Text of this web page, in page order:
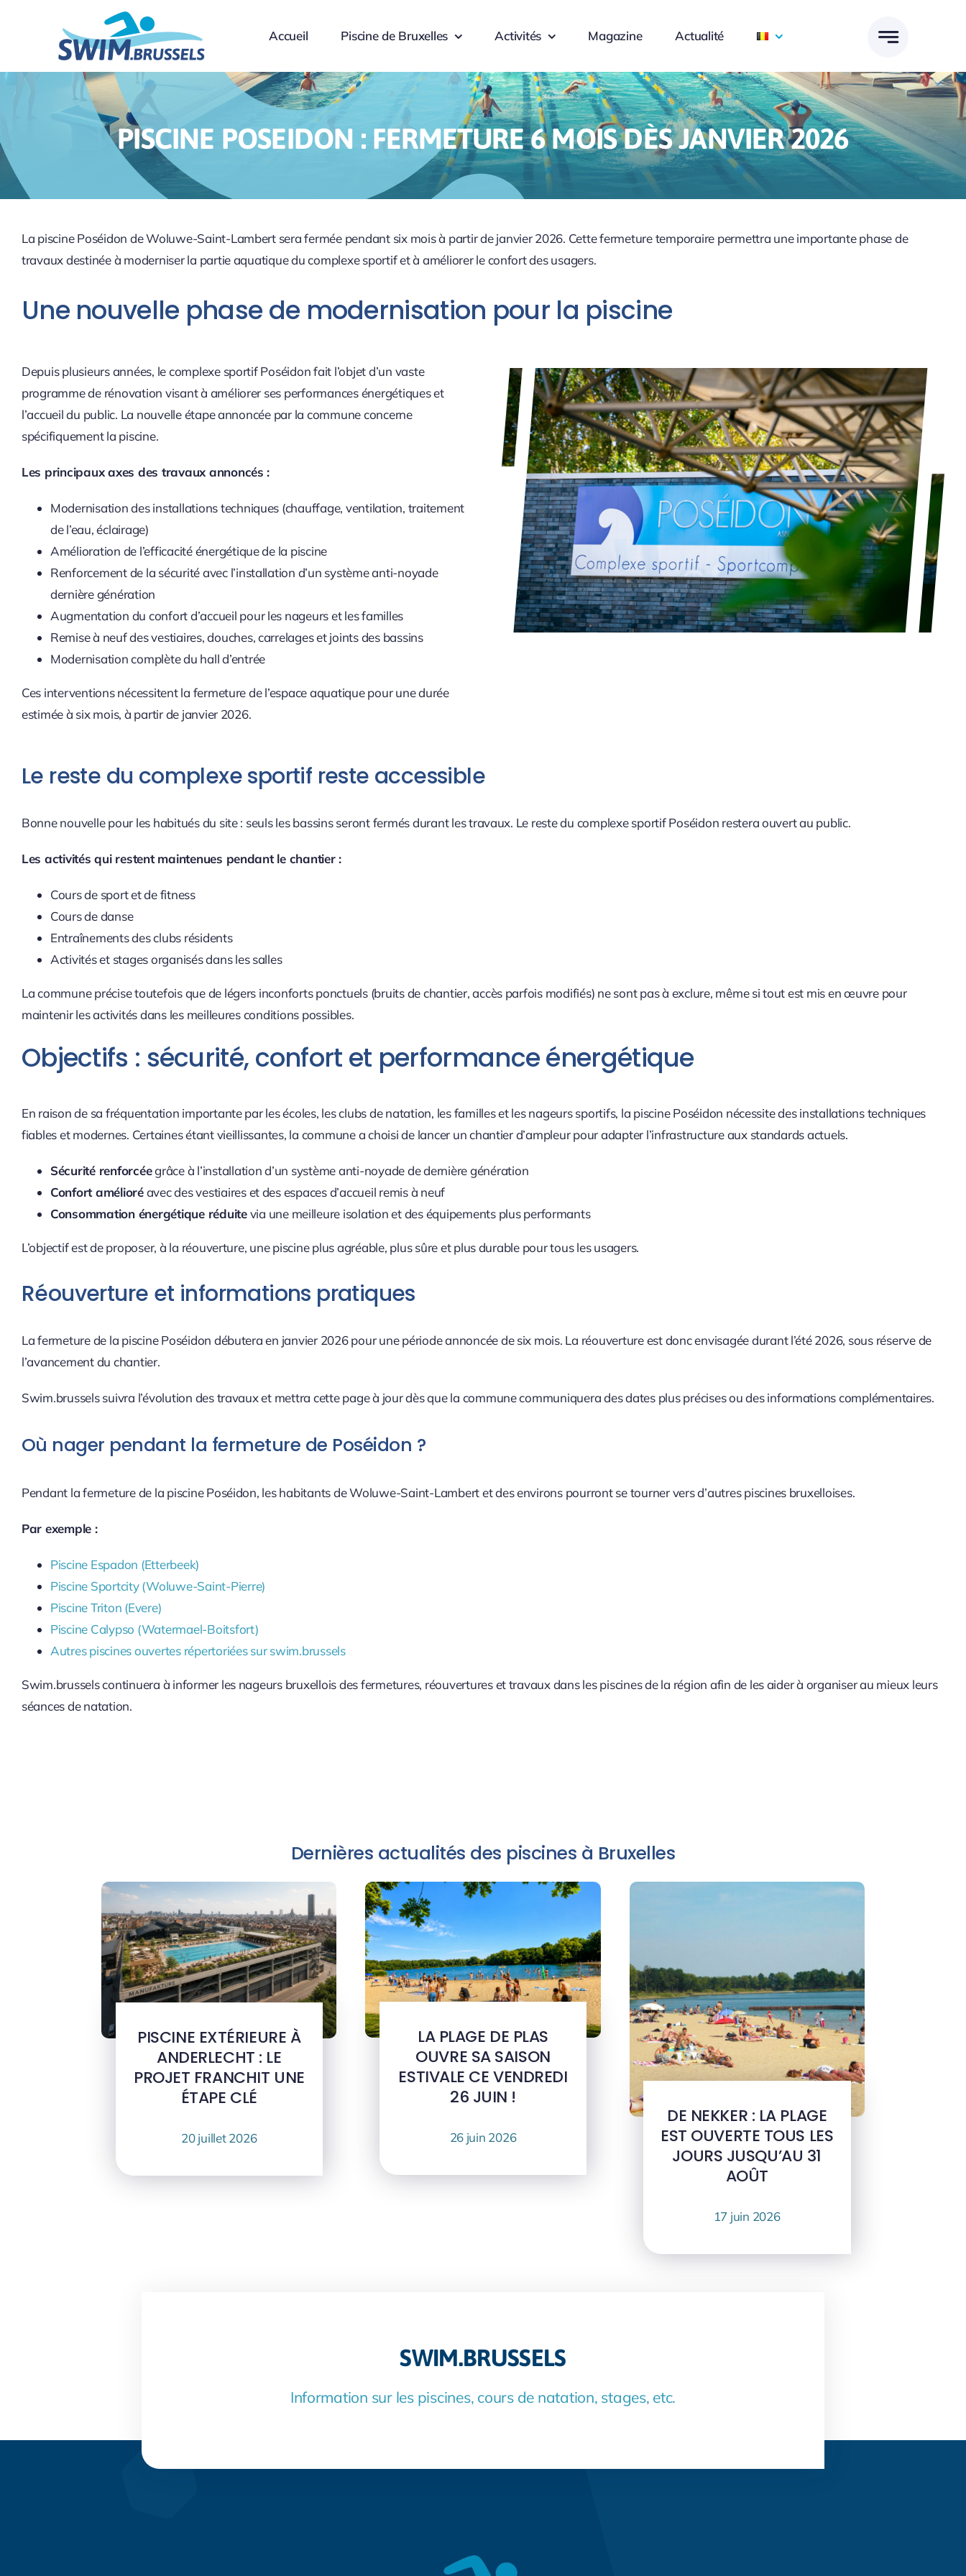
Accueil Piscine de Bruxelles Activités Magazine Actualité
PISCINE POSEIDON : FERMETURE 6 MOIS DÈS JANVIER 2026
La piscine Poséidon de Woluwe-Saint-Lambert sera fermée pendant six mois à partir de janvier 2026. Cette fermeture temporaire permettra une importante phase de
travaux destinée à moderniser la partie aquatique du complexe sportif et à améliorer le confort des usagers.
Une nouvelle phase de modernisation pour la piscine
Depuis plusieurs années, le complexe sportif Poséidon fait l’objet d’un vaste
programme de rénovation visant à améliorer ses performances énergétiques et
l’accueil du public. La nouvelle étape annoncée par la commune concerne
spécifiquement la piscine.
Les principaux axes des travaux annoncés :
Modernisation des installations techniques (chauffage, ventilation, traitement
de l’eau, éclairage)
Amélioration de l’efficacité énergétique de la piscine
Renforcement de la sécurité avec l’installation d’un système anti-noyade
dernière génération
Augmentation du confort d’accueil pour les nageurs et les familles
Remise à neuf des vestiaires, douches, carrelages et joints des bassins
Modernisation complète du hall d’entrée
Ces interventions nécessitent la fermeture de l’espace aquatique pour une durée
estimée à six mois, à partir de janvier 2026.
Le reste du complexe sportif reste accessible
Bonne nouvelle pour les habitués du site : seuls les bassins seront fermés durant les travaux. Le reste du complexe sportif Poséidon restera ouvert au public.
Les activités qui restent maintenues pendant le chantier :
Cours de sport et de fitness
Cours de danse
Entraînements des clubs résidents
Activités et stages organisés dans les salles
La commune précise toutefois que de légers inconforts ponctuels (bruits de chantier, accès parfois modifiés) ne sont pas à exclure, même si tout est mis en œuvre pour
maintenir les activités dans les meilleures conditions possibles.
Objectifs : sécurité, confort et performance énergétique
En raison de sa fréquentation importante par les écoles, les clubs de natation, les familles et les nageurs sportifs, la piscine Poséidon nécessite des installations techniques
fiables et modernes. Certaines étant vieillissantes, la commune a choisi de lancer un chantier d’ampleur pour adapter l’infrastructure aux standards actuels.
Sécurité renforcéegrâce à l’installation d’un système anti-noyade de dernière génération
Confort amélioréavec des vestiaires et des espaces d’accueil remis à neuf
Consommation énergétique réduitevia une meilleure isolation et des équipements plus performants
L’objectif est de proposer, à la réouverture, une piscine plus agréable, plus sûre et plus durable pour tous les usagers.
Réouverture et informations pratiques
La fermeture de la piscine Poséidon débutera en janvier 2026 pour une période annoncée de six mois. La réouverture est donc envisagée durant l’été 2026, sous réserve de
l’avancement du chantier.
Swim.brussels suivra l’évolution des travaux et mettra cette page à jour dès que la commune communiquera des dates plus précises ou des informations complémentaires.
Où nager pendant la fermeture de Poséidon ?
Pendant la fermeture de la piscine Poséidon, les habitants de Woluwe-Saint-Lambert et des environs pourront se tourner vers d’autres piscines bruxelloises.
Par exemple :
Piscine Espadon (Etterbeek)
Piscine Sportcity (Woluwe-Saint-Pierre)
Piscine Triton (Evere)
Piscine Calypso (Watermael-Boitsfort)
Autres piscines ouvertes répertoriées sur swim.brussels
Swim.brussels continuera à informer les nageurs bruxellois des fermetures, réouvertures et travaux dans les piscines de la région afin de les aider à organiser au mieux leurs
séances de natation.
Dernières actualités des piscines à Bruxelles
PISCINE EXTÉRIEURE À
ANDERLECHT : LE
PROJET FRANCHIT UNE
ÉTAPE CLÉ
20 juillet 2026
LA PLAGE DE PLAS
OUVRE SA SAISON
ESTIVALE CE VENDREDI
26 JUIN !
26 juin 2026
DE NEKKER : LA PLAGE
EST OUVERTE TOUS LES
JOURS JUSQU’AU 31
AOÛT
17 juin 2026
SWIM.BRUSSELS
Information sur les piscines, cours de natation, stages, etc.